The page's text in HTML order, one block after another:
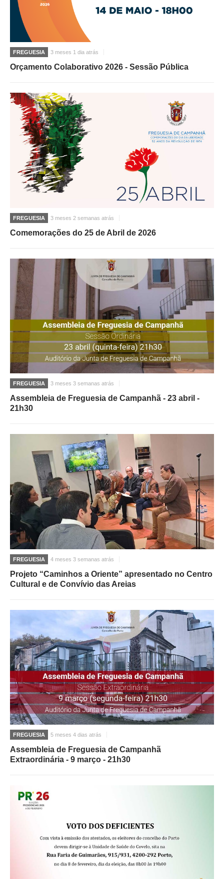
FREGUESIA 3 meses 1 dia atrás
Orçamento Colaborativo 2026 - Sessão Pública
FREGUESIA 3 meses 2 semanas atrás
Comemorações do 25 de Abril de 2026
FREGUESIA 3 meses 3 semanas atrás
Assembleia de Freguesia de Campanhã - 23 abril -
21h30
FREGUESIA 4 meses 3 semanas atrás
Projeto “Caminhos a Oriente” apresentado no Centro
Cultural e de Convívio das Areias
FREGUESIA 5 meses 4 dias atrás
Assembleia de Freguesia de Campanhã
Extraordinária - 9 março - 21h30